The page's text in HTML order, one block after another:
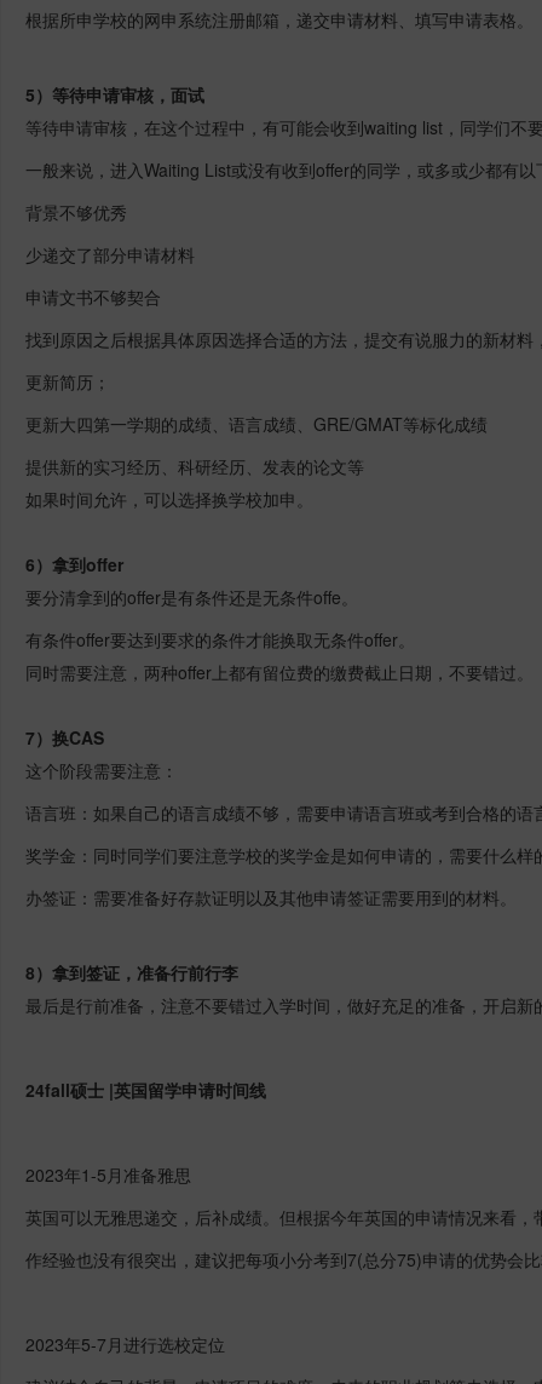
根据所申学校的网申系统注册邮箱，递交申请材料、填写申请表格。
5）等待申请审核，面试
等待申请审核，在这个过程中，有可能会收到waiting list，同学们不
一般来说，进入Waiting List或没有收到offer的同学，或多或少都有
背景不够优秀
少递交了部分申请材料
申请文书不够契合
找到原因之后根据具体原因选择合适的方法，提交有说服力的新材
更新简历；
更新大四第一学期的成绩、语言成绩、GRE/GMAT等标化成绩
提供新的实习经历、科研经历、发表的论文等
如果时间允许，可以选择换学校加申。
6）拿到offer
要分清拿到的offer是有条件还是无条件offe。
有条件offer要达到要求的条件才能换取无条件offer。
同时需要注意，两种offer上都有留位费的缴费截止日期，不要错过。
7）换CAS
这个阶段需要注意：
语言班：如果自己的语言成绩不够，需要申请语言班或考到合格的语
奖学金：同时同学们要注意学校的奖学金是如何申请的，需要什么样
办签证：需要准备好存款证明以及其他申请签证需要用到的材料。
8）拿到签证，准备行前行李
最后是行前准备，注意不要错过入学时间，做好充足的准备，开启新
24fall硕士 |英国留学申请时间线
2023年1-5月准备雅思
英国可以无雅思递交，后补成绩。但根据今年英国的申请情况来看
作经验也没有很突出，建议把每项小分考到7(总分75)申请的优势会
2023年5-7月进行选校定位